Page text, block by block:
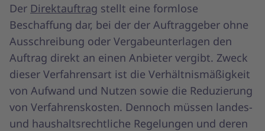
Der Direktauftrag stellt eine formlose
Beschaffung dar, bei der der Auftraggeber ohne
Ausschreibung oder Vergabeunterlagen den
Auftrag direkt an einen Anbieter vergibt. Zweck
dieser Verfahrensart ist die Verhältnismäßigkeit
von Aufwand und Nutzen sowie die Reduzierung
von Verfahrenskosten. Dennoch müssen landes-
und haushaltsrechtliche Regelungen und deren